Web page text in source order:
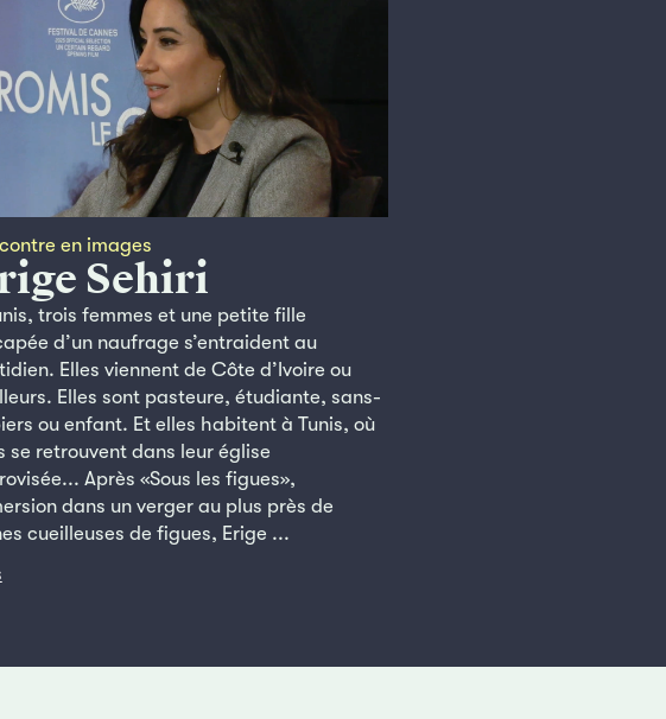
en images
Sehiri
trois femmes et une petite fille
d’un naufrage s’entraident au
Elles viennent de Côte d’Ivoire ou
Elles sont pasteure, étudiante, sans-
ou enfant. Et elles habitent à Tunis, où
se retrouvent dans leur église
Après «Sous les figues»,
dans un verger au plus près de
cueilleuses de figues, Erige ...